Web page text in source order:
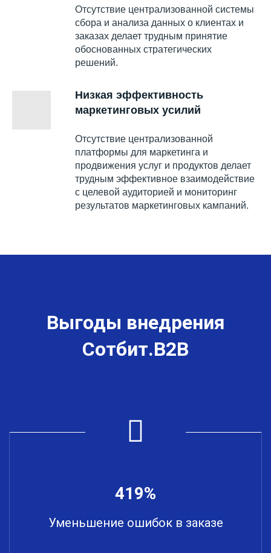
Отсутствие централизованной системы
сбора и анализа данных о клиентах и
заказах делает трудным принятие
обоснованных стратегических
решений.
Низкая эффективность
маркетинговых усилий
Отсутствие централизованной
платформы для маркетинга и
продвижения услуг и продуктов делает
трудным эффективное взаимодействие
с целевой аудиторией и мониторинг
результатов маркетинговых кампаний.
Выгоды внедрения
Сотбит.B2B
419%
Уменьшение ошибок в заказе